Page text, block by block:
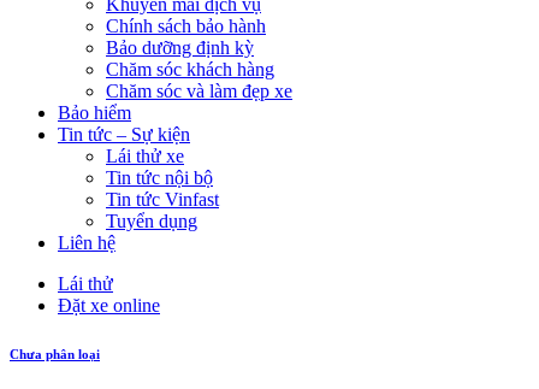
Khuyến mãi dịch vụ
Chính sách bảo hành
Bảo dưỡng định kỳ
Chăm sóc khách hàng
Chăm sóc và làm đẹp xe
Bảo hiểm
Tin tức – Sự kiện
Lái thử xe
Tin tức nội bộ
Tin tức Vinfast
Tuyển dụng
Liên hệ
Lái thử
Đặt xe online
Chưa phân loại